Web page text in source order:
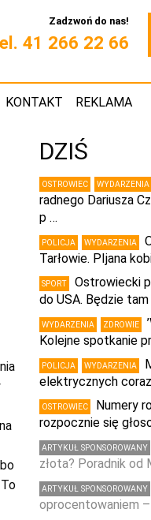
Zadzwoń do nas!
41 266 22 66
KONTAKT REKLAMA
DZIŚ
OSTROWIEC WYDARZENIA
radnego Dariusza
p …
POLICJA WYDARZENIA
Tarłowie. PIjana
SPORT
Ostrowiecki
do USA. Będzie
WYDARZENIA ZDROWIE
Kolejne spotkanie
POLICJA WYDARZENIA
elektrycznych
OSTROWIEC
Numery
rozpocznie się
ARTYKUŁ SPONSOROWANY
złota? Poradnik od
ARTYKUŁ SPONSOROWANY
oprocentowaniem